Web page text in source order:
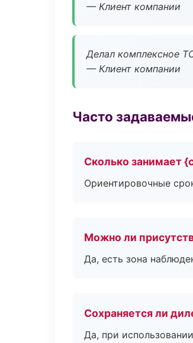
— Клиент компании
Делал комплексное
— Клиент компании
Часто
Сколько занимает
Ориентировочные
Можно ли
Да, есть зона
Сохраняется ли
Да, при